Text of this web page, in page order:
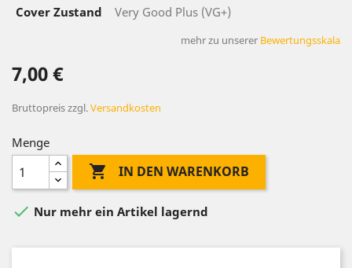
Cover Zustand
Very Good Plus (VG+)
mehr zu unserer Bewertungsskala
7,00 €
Bruttopreiszzgl.Versandkosten
Menge
 IN DEN WARENKORB
 Nur mehr ein Artikel lagernd